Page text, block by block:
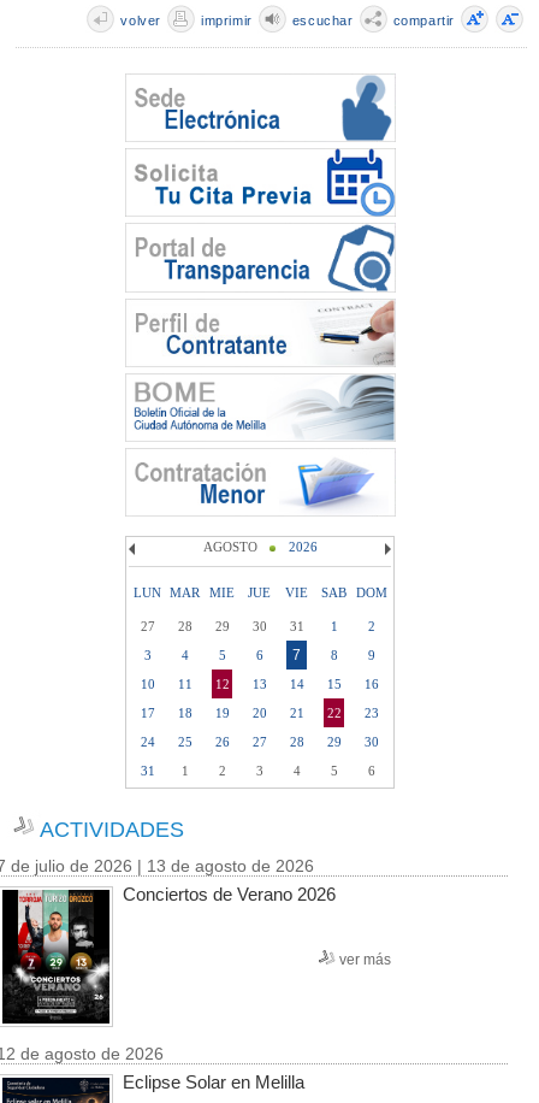
compartir
escuchar
imprimir
volver
AGOSTO 2026
LUN MAR MIE JUE VIE SAB DOM
27 28 29 30 31 1
2
3
4 5 6 7 8
9
10
11 12 13 14 15
16
17
18 19 20 21 22
23
24
25 26 27 28 29
30
31
1 2 3 4 5 6
ACTIVIDADES
de julio de 2026 | 13 de agosto de 2026
Conciertos de Verano 2026
ver más
de agosto de 2026
Eclipse Solar en Melilla